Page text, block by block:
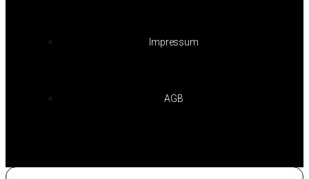
Impressum
AGB